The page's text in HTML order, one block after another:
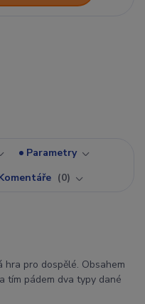
Parametry
0
hra pro dospělé. Obsahem
tím pádem dva typy dané